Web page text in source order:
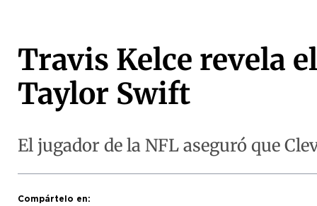
Travis Kelce revela
Taylor Swift
El jugador de la NFL aseguró que
Compártelo en: